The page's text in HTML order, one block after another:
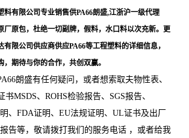
料有限公司专业销售供PA66朗盛,江浙沪一级代理
厂原包，杜绝一切副牌，假料，水口料以次充新。更
有限公司供应商供应PA66等工程塑料的详细信息，
，期待与你的合作，共创双赢。
朗盛有任何疑问，或者想索取夫物性表、
MSDS、ROHS检验报告、SGS报告、
、FDA证明、EU法规证明、UL证书及出厂
告等，敬请拨打我们的服务电话 ，或者给我